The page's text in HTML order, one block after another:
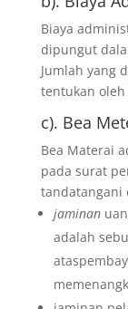
Biaya
dipungut
Jumlah yang
tentukan
c). Bea
Bea Materai
pada surat
tandatangani
jaminan
adalah